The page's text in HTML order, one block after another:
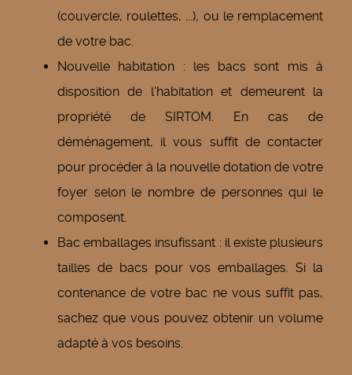
(couvercle, roulettes, ...), ou le remplacement
de votre bac.
Nouvelle habitation : les bacs sont mis à
disposition de l'habitation et demeurent la
propriété de SIRTOM. En cas de
déménagement, il vous suffit de contacter
pour procéder à la nouvelle dotation de votre
foyer selon le nombre de personnes qui le
composent.
Bac emballages insufissant : il existe plusieurs
tailles de bacs pour vos emballages. Si la
contenance de votre bac ne vous suffit pas,
sachez que vous pouvez obtenir un volume
adapté à vos besoins.